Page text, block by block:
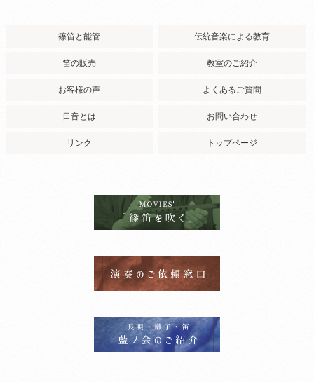
篠笛と能管 伝統音楽による教育
笛の販売 教室のご紹介
お客様の声 よくあるご質問
日音とは お問い合わせ
リンク トップページ